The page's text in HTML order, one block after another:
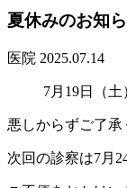
夏休みのお知
医院 2025.07.14
7月19日（
悪しからずご了承
次回の診察は7月